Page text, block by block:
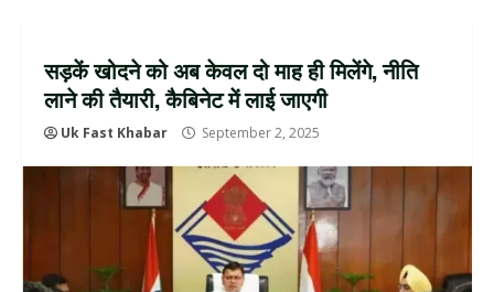
सड़कें खोदने को अब केवल दो माह ही मिलेंगे, नीति
लाने की तैयारी, कैबिनेट में लाई जाएगी
Uk Fast Khabar September 2, 2025